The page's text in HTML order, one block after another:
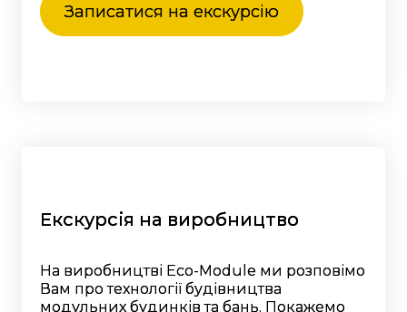
Записатися на екскурсію
Екскурсія на виробництво
На виробництві Eco-Module ми розповімо
Вам про технології будівництва
модульних будинків та бань. Покажемо